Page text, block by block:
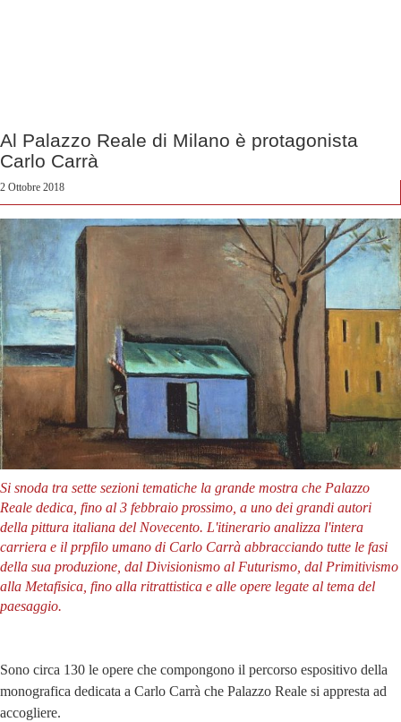
Al Palazzo Reale di Milano è protagonista
Carlo Carrà
2 Ottobre 2018
Si snoda tra sette sezioni tematiche la grande mostra che Palazzo
Reale dedica, fino al 3 febbraio prossimo, a uno dei grandi autori
della pittura italiana del Novecento. L'itinerario analizza l'intera
carriera e il prpfilo umano di Carlo Carrà abbracciando tutte le fasi
della sua produzione, dal Divisionismo al Futurismo, dal Primitivismo
alla Metafisica, fino alla ritrattistica e alle opere legate al tema del
paesaggio.
Sono circa 130 le opere che compongono il percorso espositivo della
monografica dedicata a Carlo Carrà che Palazzo Reale si appresta ad
accogliere.